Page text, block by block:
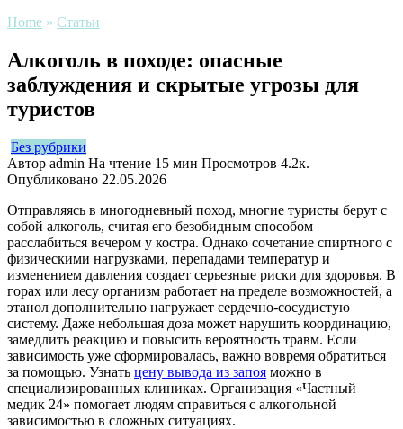
Home » Статьи
Алкоголь в походе: опасные
заблуждения и скрытые угрозы для
туристов
Без рубрики
Автор admin На чтение 15 мин Просмотров 4.2к.
Опубликовано 22.05.2026
Отправляясь в многодневный поход, многие туристы берут с
собой алкоголь, считая его безобидным способом
расслабиться вечером у костра. Однако сочетание спиртного с
физическими нагрузками, перепадами температур и
изменением давления создает серьезные риски для здоровья. В
горах или лесу организм работает на пределе возможностей, а
этанол дополнительно нагружает сердечно-сосудистую
систему. Даже небольшая доза может нарушить координацию,
замедлить реакцию и повысить вероятность травм. Если
зависимость уже сформировалась, важно вовремя обратиться
за помощью. Узнать цену вывода из запоя можно в
специализированных клиниках. Организация «Частный
медик 24» помогает людям справиться с алкогольной
зависимостью в сложных ситуациях.